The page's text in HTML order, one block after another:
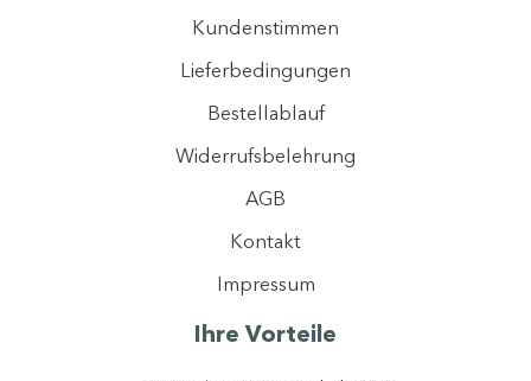
Mit der Registrierung erklären Sie sich einverstanden, dass wir ihre Daten
Ich stimme dem Newsletter-Tracking zu, um personalisierte Inhalte zu
Kundenstimmen
Lieferbedingungen
Bestellablauf
Widerrufsbelehrung
AGB
Kontakt
Impressum
Ihre Vorteile